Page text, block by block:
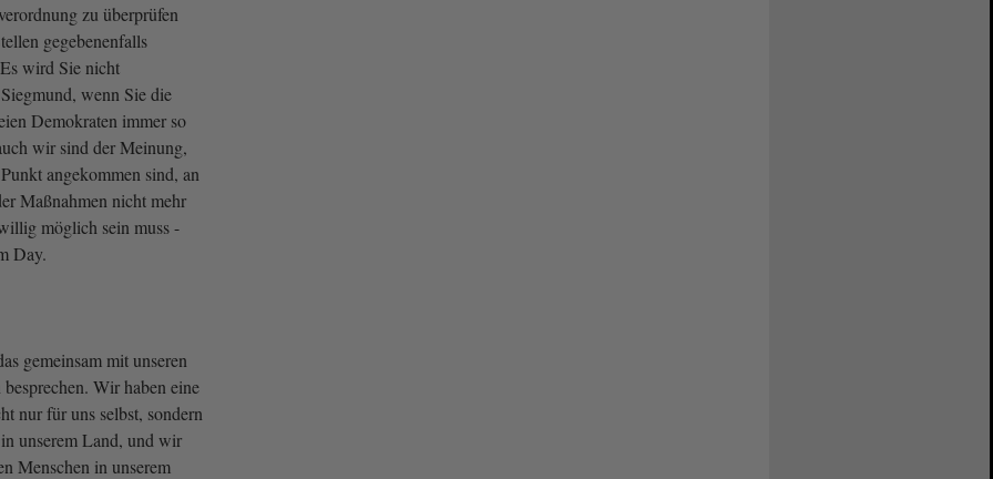
zu überprüfen
gegebenenfalls
wird Sie nicht
wenn Sie die
Demokraten immer so
wir sind der Meinung,
angekommen sind, an
Maßnahmen nicht mehr
möglich sein muss -
Day.
gemeinsam mit unseren
Wir haben eine
nur für uns selbst, sondern
unserem Land, und wir
Menschen in unserem